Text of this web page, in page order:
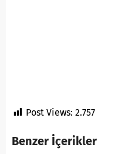
Post Views: 2.757
Benzer İçerikler